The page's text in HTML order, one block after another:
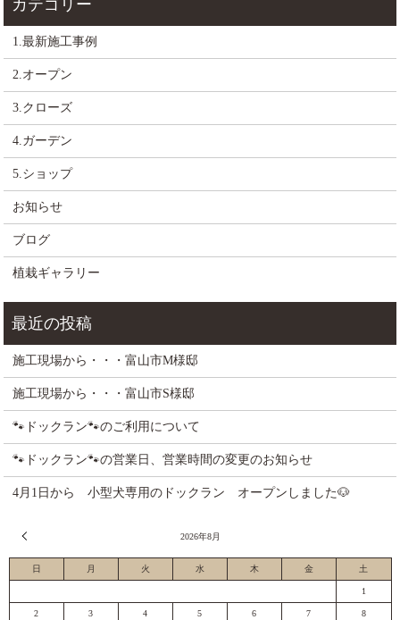
1.最新施工事例
2.オープン
3.クローズ
4.ガーデン
5.ショップ
お知らせ
ブログ
植栽ギャラリー
施工現場から・・・富山市M様邸
施工現場から・・・富山市S様邸
🐾ドックラン🐾のご利用について
🐾ドックラン🐾の営業日、営業時間の変更のお知らせ
4月1日から 小型犬専用のドックラン オープンしました🐶
2026年8月
日 月 火 水 木 金 土
1
2 3 4 5 6 7 8